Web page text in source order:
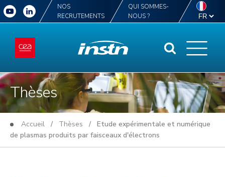
NOS
RECRUTEMENTS
QUI SOMMES-
NOUS ?
Thèses
Accueil / Thèses / Etude expérimentale et numérique
de plasmas produits par faisceaux d'électrons